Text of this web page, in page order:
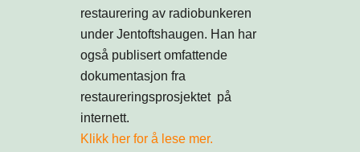
restaurering av radiobunkeren
under Jentoftshaugen. Han har
også publisert omfattende
dokumentasjon fra
restaureringsprosjektet på
internett.
Klikk her for å lese mer.